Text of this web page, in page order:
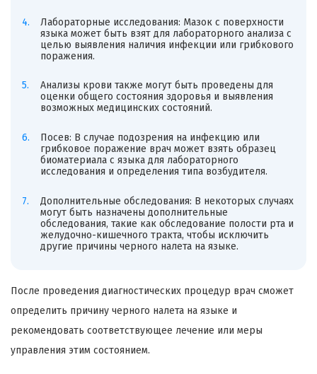
Лабораторные исследования: Мазок с поверхности
языка может быть взят для лабораторного анализа с
целью выявления наличия инфекции или грибкового
поражения.
Анализы крови также могут быть проведены для
оценки общего состояния здоровья и выявления
возможных медицинских состояний.
Посев: В случае подозрения на инфекцию или
грибковое поражение врач может взять образец
биоматериала с языка для лабораторного
исследования и определения типа возбудителя.
Дополнительные обследования: В некоторых случаях
могут быть назначены дополнительные
обследования, такие как обследование полости рта и
желудочно-кишечного тракта, чтобы исключить
другие причины черного налета на языке.
После проведения диагностических процедур врач сможет
определить причину черного налета на языке и
рекомендовать соответствующее лечение или меры
управления этим состоянием.